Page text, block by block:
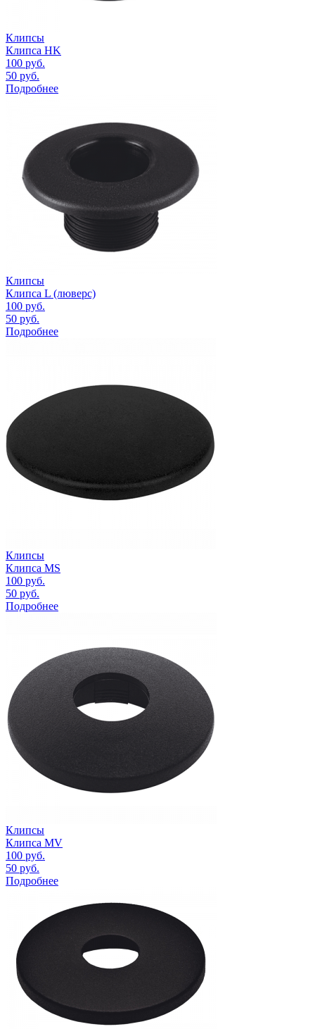
Клипсы
Клипса HK
100 руб.
50 руб.
Подробнее
Клипсы
Клипса L (люверс)
100 руб.
50 руб.
Подробнее
Клипсы
Клипса MS
100 руб.
50 руб.
Подробнее
Клипсы
Клипса MV
100 руб.
50 руб.
Подробнее